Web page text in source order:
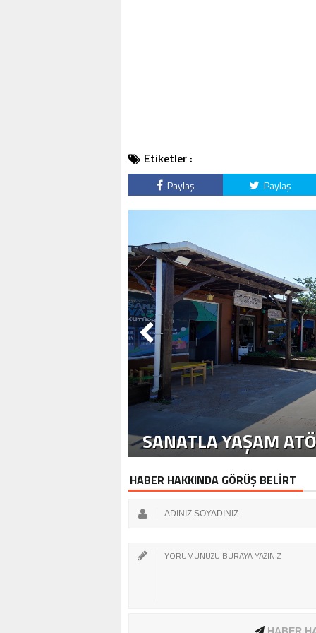
Etiketler :
Paylaş Paylaş
SANATLA YAŞAM
HABER HAKKINDA GÖRÜŞ BELİRT